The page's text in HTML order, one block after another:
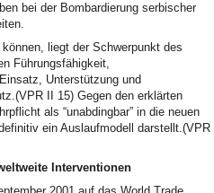
bei der Bombardierung serbischer
liegt der Schwerpunkt des
Führungsfähigkeit,
Unterstützung und
II 15) Gegen den erklärten
als “unabdingbar” in die neuen
ein Auslaufmodell darstellt.(VPR
Interventionen